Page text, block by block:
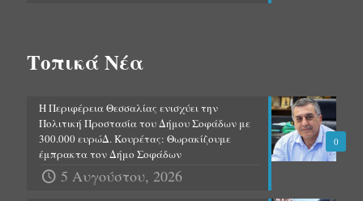
Τοπικά Νέα
0
Η Περιφέρεια Θεσσαλίας ενισχύει την
Πολιτική Προστασία του Δήμου Σοφάδων με
300.000 ευρώΔ. Κουρέτας: Θωρακίζουμε
έμπρακτα τον Δήμο Σοφάδων
5 Αυγούστου, 2026